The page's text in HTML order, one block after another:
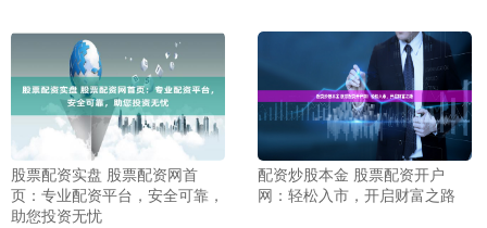
股票配资实盘 股票配资网首
页：专业配资平台，安全可靠，
助您投资无忧
配资炒股本金 股票配资开户
网：轻松入市，开启财富之路